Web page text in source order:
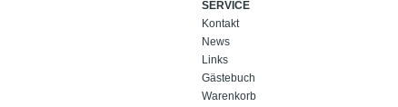
SERVICE
Kontakt
News
Links
Gästebuch
Warenkorb